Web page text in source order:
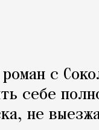
с
себе
не